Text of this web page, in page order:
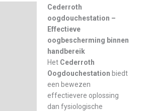
Cederroth
oogdouchestation –
Effectieve
oogbescherming binnen
handbereik
Het Cederroth
Oogdouchestation biedt
een bewezen
effectievere oplossing
dan fysiologische